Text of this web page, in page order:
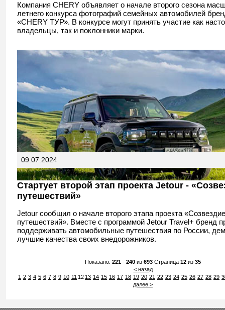
Компания CHERY объявляет о начале второго сезона
летнего конкурса фотографий семейных автомобилей
«CHERY ТУР». В конкурсе могут принять участие как
владельцы, так и поклонники марки.
09.07.2024
Стартует второй этап проекта Jetour -
путешествий»
Jetour сообщил о начале второго этапа проекта «Созвездие
путешествий». Вместе с программой Jetour Travel+ бренд
поддерживать автомобильные путешествия по России,
лучшие качества своих внедорожников.
Показано: 221 - 240 из 693 Страница 12 из 35
< назад
1 2 3 4 5 6 7 8 9 10 11 12 13 14 15 16 17 18 19 20 21 22 23 24 25 26 27 28 29
далее >